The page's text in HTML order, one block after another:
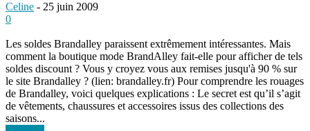
Celine - 25 juin 2009
0
Les soldes Brandalley paraissent extrêmement intéressantes. Mais
comment la boutique mode BrandAlley fait-elle pour afficher de tels
soldes discount ? Vous y croyez vous aux remises jusqu'à 90 % sur
le site Brandalley ? (lien: brandalley.fr) Pour comprendre les rouages
de Brandalley, voici quelques explications : Le secret est qu’il s’agit
de vêtements, chaussures et accessoires issus des collections des
saisons...